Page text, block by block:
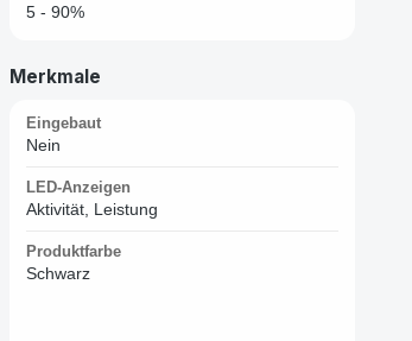
5 - 90%
Merkmale
Eingebaut
Nein
LED-Anzeigen
Aktivität, Leistung
Produktfarbe
Schwarz